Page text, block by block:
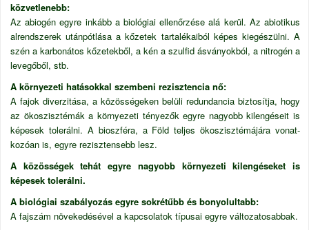
közvetlenebb:
Az abiogén egyre inkább a biológiai ellenőrzése alá kerül. Az abiotikus
alrendszerek utánpótlása a kőzetek tartalékaiból képes kiegészülni. A
szén a karbonátos kőzetekből, a kén a szulfid ásványokból, a nitrogén a
levegőből, stb.
A környezeti hatásokkal szembeni rezisztencia nő:
A fajok diverzitása, a közösségeken belüli redundancia biztosítja, hogy
az ökoszisztémák a környezeti tényezők egyre nagyobb kilengéseit is
képesek tolerálni. A bioszféra, a Föld teljes ökoszisztémájára vonat-
kozóan is, egyre rezisztensebb lesz.
A közösségek tehát egyre nagyobb környezeti kilengéseket is
képesek tolerálni.
A biológiai szabályozás egyre sokrétűbb és bonyolultabb:
A fajszám növekedésével a kapcsolatok típusai egyre változatosabbak.